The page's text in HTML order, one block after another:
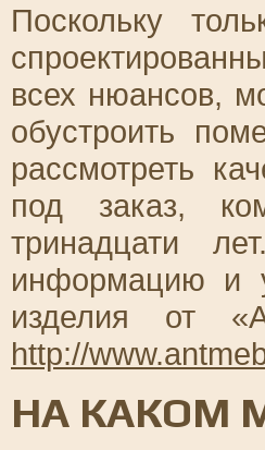
Поскольку
всех нюансов,
обустроить
рассмотреть
под заказ,
тринадцати
информацию и
изделия от
http://
НА КАКОМ